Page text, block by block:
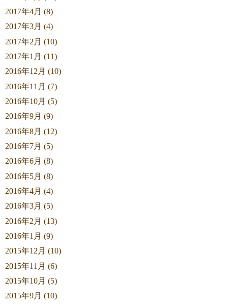
2017年4月 (8)
2017年3月 (4)
2017年2月 (10)
2017年1月 (11)
2016年12月 (10)
2016年11月 (7)
2016年10月 (5)
2016年9月 (9)
2016年8月 (12)
2016年7月 (5)
2016年6月 (8)
2016年5月 (8)
2016年4月 (4)
2016年3月 (5)
2016年2月 (13)
2016年1月 (9)
2015年12月 (10)
2015年11月 (6)
2015年10月 (5)
2015年9月 (10)